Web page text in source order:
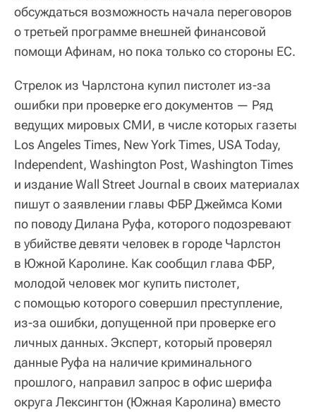
обсуждаться возможность начала переговоров
о третьей программе внешней финансовой
помощи Афинам, но пока только со стороны ЕС.
Стрелок из Чарлстона купил пистолет из-за
ошибки при проверке его документов — Ряд
ведущих мировых СМИ, в числе которых газеты
Los Angeles Times, New York Times, USA Today,
Independent, Washington Post, Washington Times
и издание Wall Street Journal в своих материалах
пишут о заявлении главы ФБР Джеймса Коми
по поводу Дилана Руфа, которого подозревают
в убийстве девяти человек в городе Чарлстон
в Южной Каролине. Как сообщил глава ФБР,
молодой человек мог купить пистолет,
с помощью которого совершил преступление,
из-за ошибки, допущенной при проверке его
личных данных. Эксперт, который проверял
данные Руфа на наличие криминального
прошлого, направил запрос в офис шерифа
округа Лексингтон (Южная Каролина) вместо